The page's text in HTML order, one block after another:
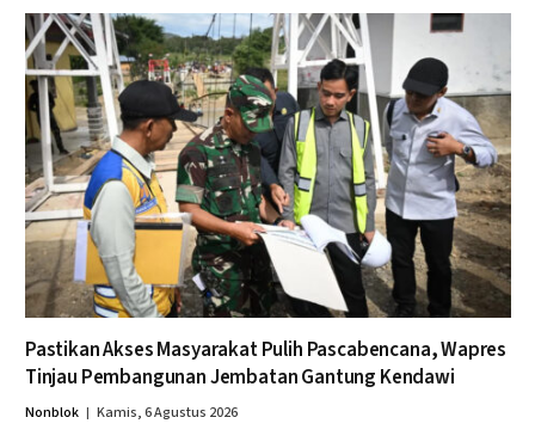
Pastikan Akses Masyarakat Pulih Pascabencana, Wapres
Tinjau Pembangunan Jembatan Gantung Kendawi
Nonblok Kamis, 6 Agustus 2026